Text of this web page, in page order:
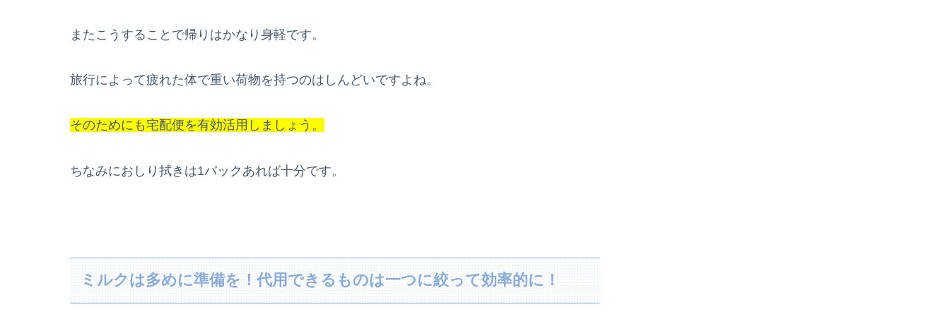
またこうすることで帰りはかなり身軽です。
旅行によって疲れた体で重い荷物を持つのはしんどいですよね。
そのためにも宅配便を有効活用しましょう。
ちなみにおしり拭きは1パックあれば十分です。
ミルクは多めに準備を！代用できるものは一つに絞って効率的に！